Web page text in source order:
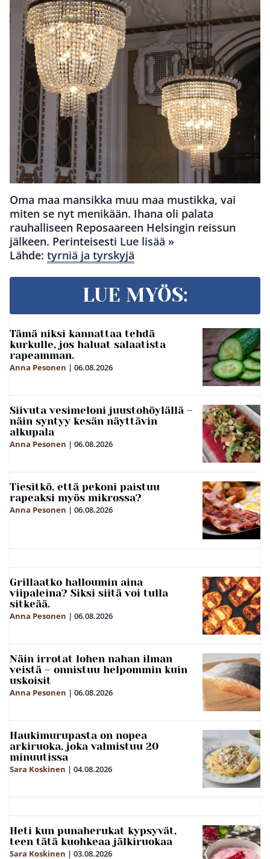
Oma maa mansikka muu maa mustikka, vai
miten se nyt menikään. Ihana oli palata
rauhalliseen Reposaareen Helsingin reissun
jälkeen. Perinteisesti Lue lisää »
Lähde: tyrniä ja tyrskyjä
LUE MYÖS:
Tämä niksi kannattaa tehdä
kurkulle, jos haluat salaatista
rapeamman.
Anna Pesonen | 06.08.2026
Siivuta vesimeloni juustohöylällä –
näin syntyy kesän näyttävin
alkupala
Anna Pesonen | 06.08.2026
Tiesitkö, että pekoni paistuu
rapeaksi myös mikrossa?
Anna Pesonen | 06.08.2026
Grillaatko halloumin aina
viipaleina? Siksi siitä voi tulla
sitkeää.
Anna Pesonen | 06.08.2026
Näin irrotat lohen nahan ilman
veistä – onnistuu helpommin kuin
uskoisit
Anna Pesonen | 06.08.2026
Haukimurupasta on nopea
arkiruoka, joka valmistuu 20
minuutissa
Sara Koskinen | 04.08.2026
Heti kun punaherukat kypsyvät,
teen tätä kuohkeaa jälkiruokaa
Sara Koskinen | 03.08.2026